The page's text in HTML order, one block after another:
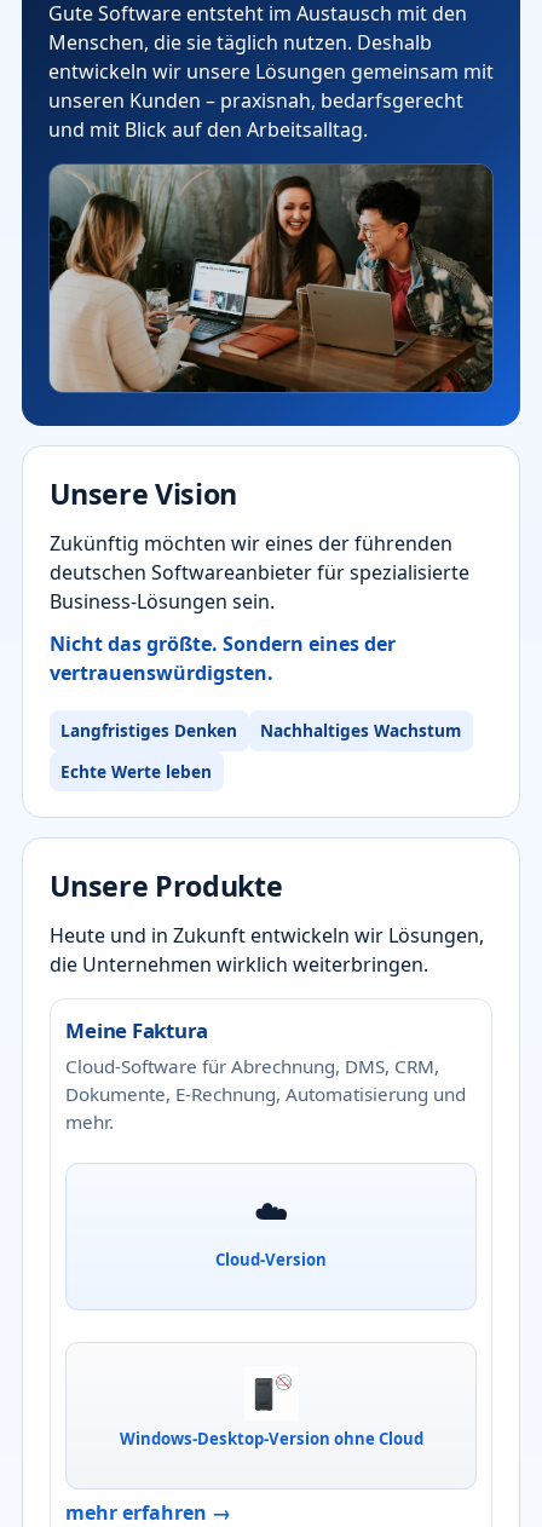
Gute Software entsteht im Austausch mit den
Menschen, die sie täglich nutzen. Deshalb
entwickeln wir unsere Lösungen gemeinsam mit
unseren Kunden – praxisnah, bedarfsgerecht
und mit Blick auf den Arbeitsalltag.
Unsere Vision
Zukünftig möchten wir eines der führenden
deutschen Softwareanbieter für spezialisierte
Business-Lösungen sein.
Nicht das größte. Sondern eines der
vertrauenswürdigsten.
Langfristiges Denken
Nachhaltiges Wachstum
Echte Werte leben
Unsere Produkte
Heute und in Zukunft entwickeln wir Lösungen,
die Unternehmen wirklich weiterbringen.
Meine Faktura
Cloud-Software für Abrechnung, DMS, CRM,
Dokumente, E-Rechnung, Automatisierung und
mehr.
☁️
Cloud-Version
Windows-Desktop-Version ohne Cloud
mehr erfahren →